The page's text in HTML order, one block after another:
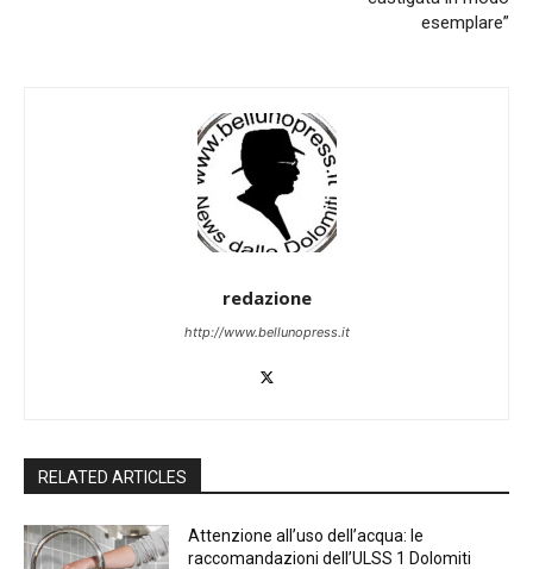
esemplare”
redazione
http://www.bellunopress.it
RELATED ARTICLES
Attenzione all’uso dell’acqua: le
raccomandazioni dell’ULSS 1 Dolomiti